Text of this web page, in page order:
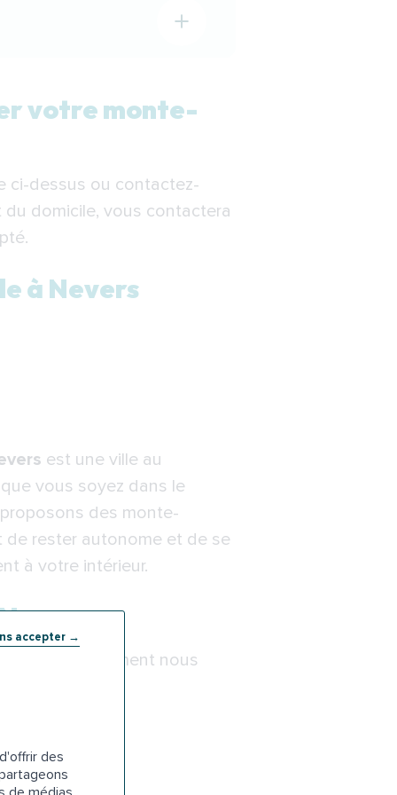
accepter →
des
votre monte-
ci-dessus ou contactez-
domicile, vous contactera
à Nevers
est une ville au
vous soyez dans le
des monte-
de rester autonome et de se
à votre intérieur.
Voici comment nous
besoins.